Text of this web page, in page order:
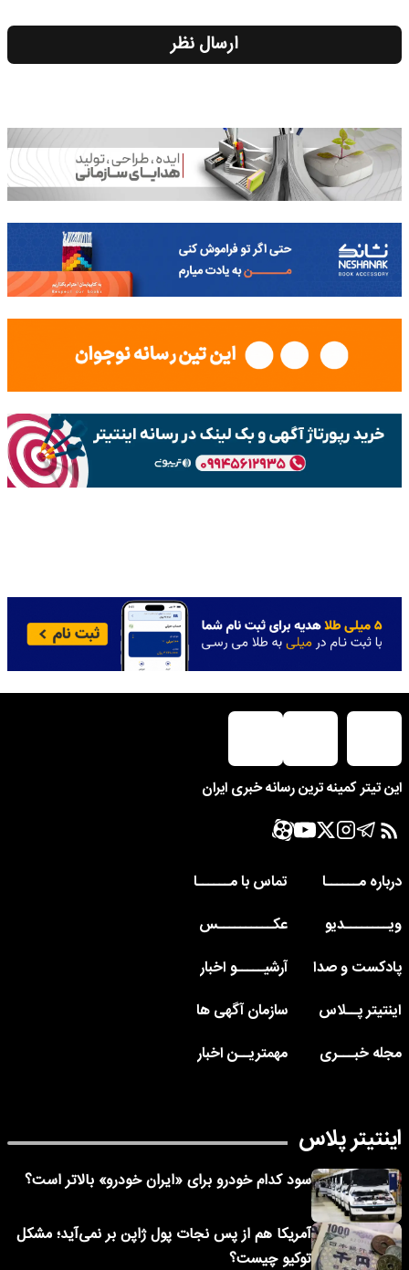
ارسال نظر
این تیتر کمینه ترین رسانه خبری ایران
درباره مــــــا
تماس با مــــــا
ویــــــــدیو
عکــــــــــس
پادکست و صدا
آرشیـــــو اخبار
اینتیتر پــلاس
سازمان آگهی ها
مجله خبـــری
مهمتریــن اخبار
اینتیتر پلاس
سود کدام خودرو برای «ایران خودرو» بالاتر است؟
آمریکا هم از پس نجات پول ژاپن بر نمی‌آید؛ مشکل
توکیو چیست؟